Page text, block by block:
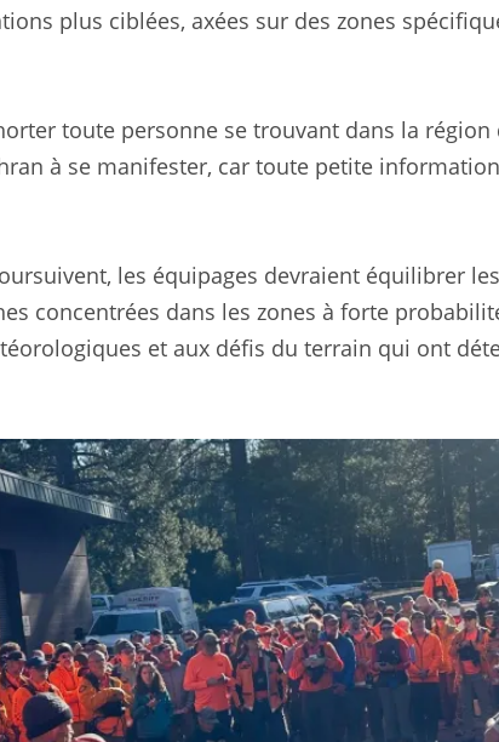
plus ciblées, axées sur des zones
toute personne se trouvant dans la région
à se manifester, car toute petite
les équipages devraient équilibrer
concentrées dans les zones à forte
et aux défis du terrain qui ont